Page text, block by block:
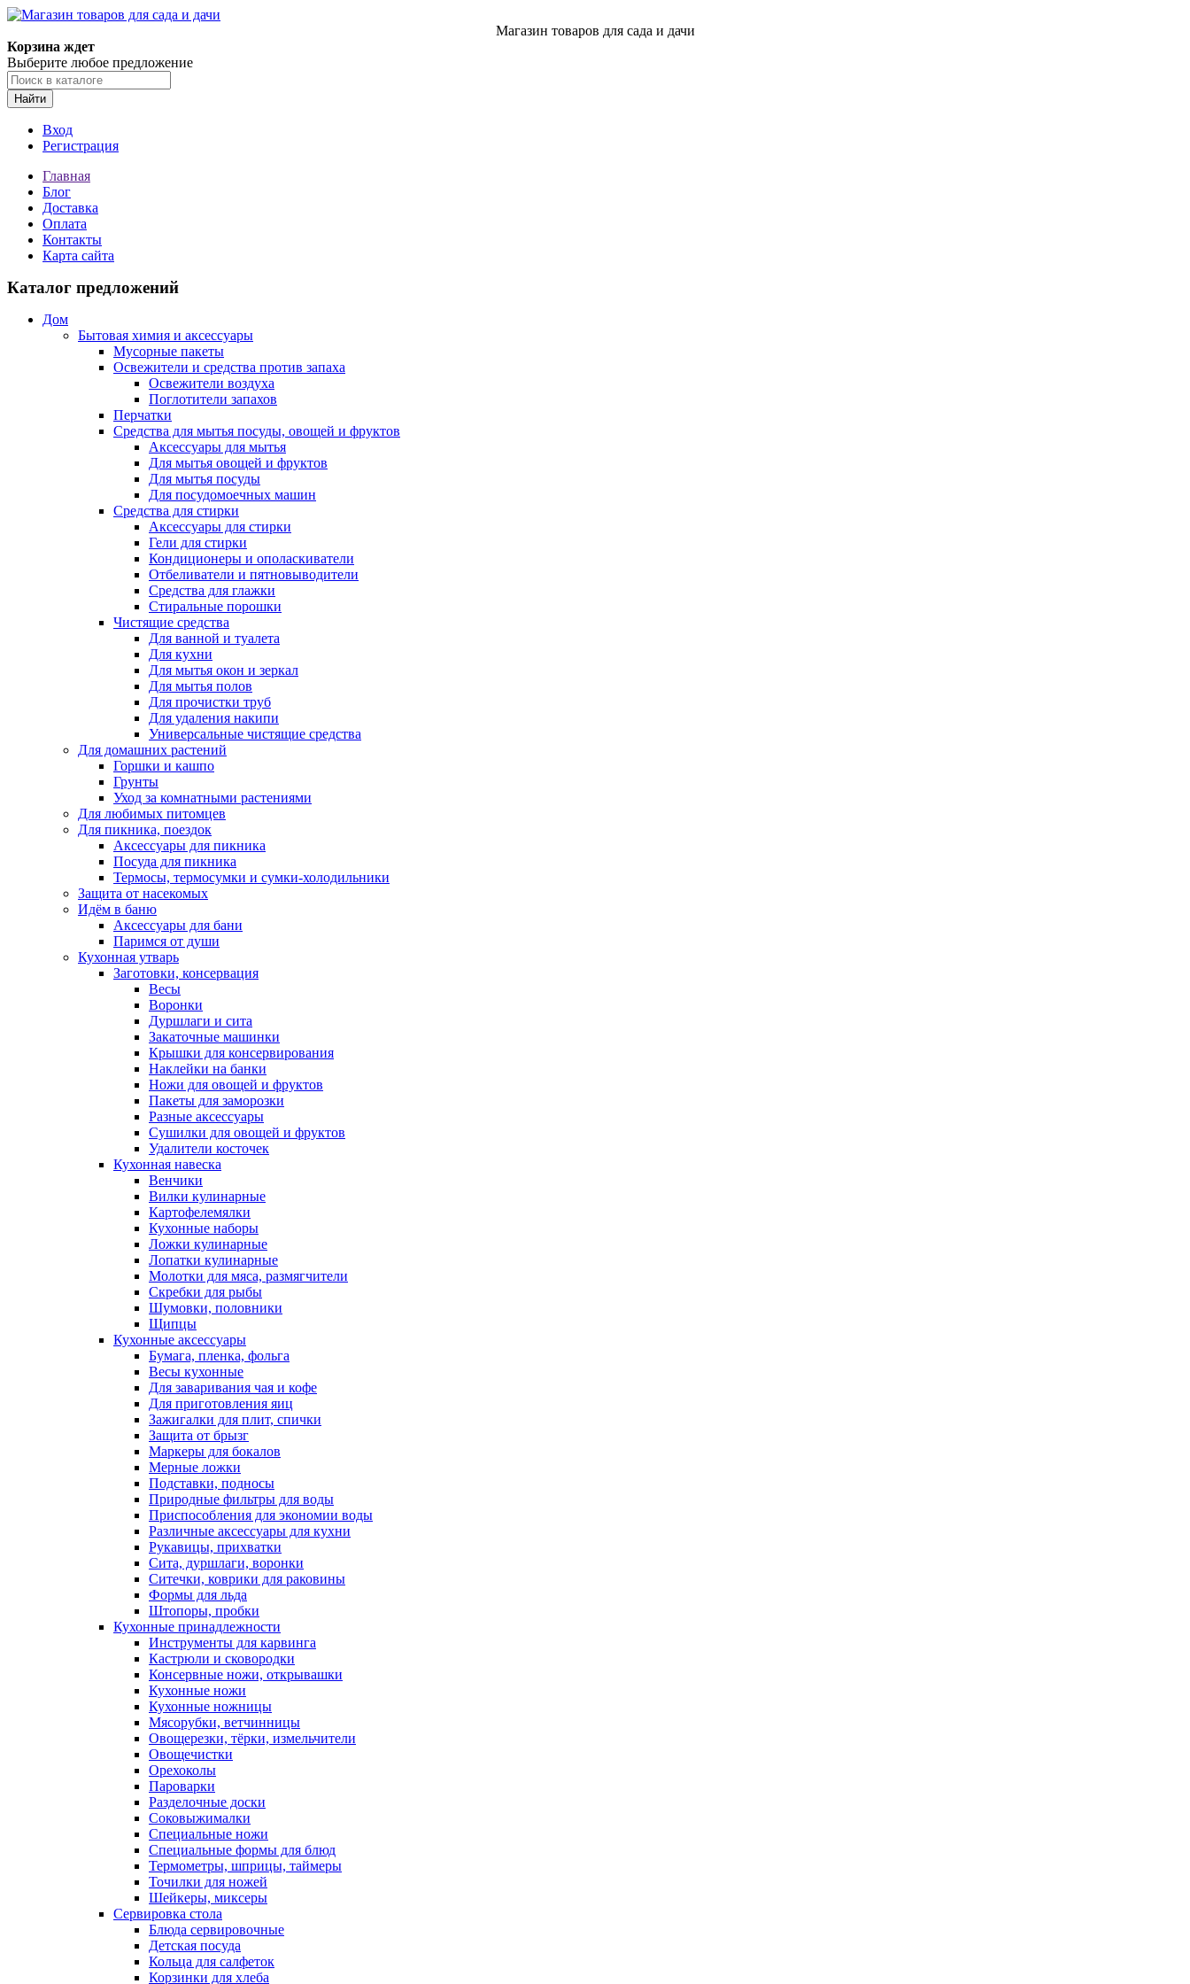
Магазин товаров для сада и дачи
Корзина ждет
Выберите любое предложение
Найти
Вход
Регистрация
Главная
Блог
Доставка
Оплата
Контакты
Карта сайта
Каталог предложений
Дом
Бытовая химия и аксессуары
Мусорные пакеты
Освежители и средства против запаха
Освежители воздуха
Поглотители запахов
Перчатки
Средства для мытья посуды, овощей и фруктов
Аксессуары для мытья
Для мытья овощей и фруктов
Для мытья посуды
Для посудомоечных машин
Средства для стирки
Аксессуары для стирки
Гели для стирки
Кондиционеры и ополаскиватели
Отбеливатели и пятновыводители
Средства для глажки
Стиральные порошки
Чистящие средства
Для ванной и туалета
Для кухни
Для мытья окон и зеркал
Для мытья полов
Для прочистки труб
Для удаления накипи
Универсальные чистящие средства
Для домашних растений
Горшки и кашпо
Грунты
Уход за комнатными растениями
Для любимых питомцев
Для пикника, поездок
Аксессуары для пикника
Посуда для пикника
Термосы, термосумки и сумки-холодильники
Защита от насекомых
Идём в баню
Аксессуары для бани
Паримся от души
Кухонная утварь
Заготовки, консервация
Весы
Воронки
Дуршлаги и сита
Закаточные машинки
Крышки для консервирования
Наклейки на банки
Ножи для овощей и фруктов
Пакеты для заморозки
Разные аксессуары
Сушилки для овощей и фруктов
Удалители косточек
Кухонная навеска
Венчики
Вилки кулинарные
Картофелемялки
Кухонные наборы
Ложки кулинарные
Лопатки кулинарные
Молотки для мяса, размягчители
Скребки для рыбы
Шумовки, половники
Щипцы
Кухонные аксессуары
Бумага, пленка, фольга
Весы кухонные
Для заваривания чая и кофе
Для приготовления яиц
Зажигалки для плит, спички
Защита от брызг
Маркеры для бокалов
Мерные ложки
Подставки, подносы
Природные фильтры для воды
Приспособления для экономии воды
Различные аксессуары для кухни
Рукавицы, прихватки
Сита, дуршлаги, воронки
Ситечки, коврики для раковины
Формы для льда
Штопоры, пробки
Кухонные принадлежности
Инструменты для карвинга
Кастрюли и сковородки
Консервные ножи, открывашки
Кухонные ножи
Кухонные ножницы
Мясорубки, ветчинницы
Овощерезки, тёрки, измельчители
Овощечистки
Орехоколы
Пароварки
Разделочные доски
Соковыжималки
Специальные ножи
Специальные формы для блюд
Термометры, шприцы, таймеры
Точилки для ножей
Шейкеры, миксеры
Сервировка стола
Блюда сервировочные
Детская посуда
Кольца для салфеток
Корзинки для хлеба